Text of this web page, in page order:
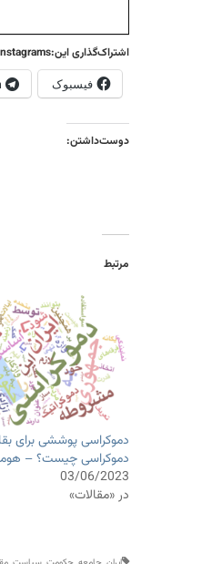
اشتراک‌گذاری این:Instagrams
فیسبوک
دوست‌داشتن:
مرتبط
دموکراسی پوششی برای
دموکراسی چیست؟ –
03/06/2023
در «مقالات»